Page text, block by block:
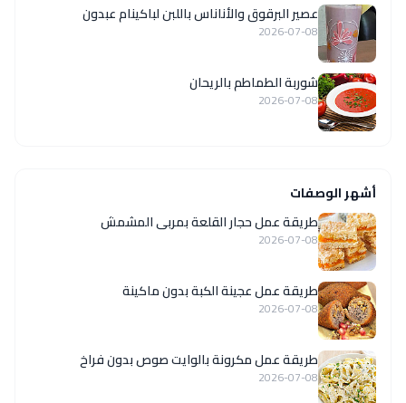
عصير البرقوق والأناناس باللبن لباكينام عبدون
2026-07-08
شوربة الطماطم بالريحان
2026-07-08
أشهر الوصفات
طريقة عمل حجار القلعة بمربى المشمش
2026-07-08
طريقة عمل عجينة الكبة بدون ماكينة
2026-07-08
طريقة عمل مكرونة بالوايت صوص بدون فراخ
2026-07-08